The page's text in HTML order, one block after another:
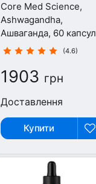
Core Med Science,
Ashwagandha,
Ашваганда, 60 капсул
(4.6)
1903 грн
Доставлення
Купити